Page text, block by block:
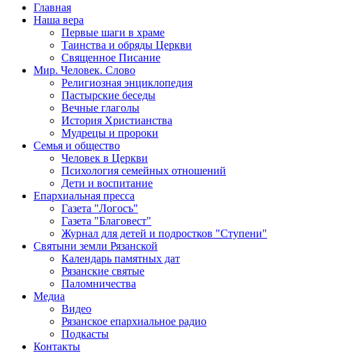
Главная
Наша вера
Первые шаги в храме
Таинства и обряды Церкви
Священное Писание
Мир. Человек. Слово
Религиозная энциклопедия
Пастырские беседы
Вечные глаголы
История Христианства
Мудрецы и пророки
Семья и общество
Человек в Церкви
Психология семейных отношений
Дети и воспитание
Епархиальная пресса
Газета "Логосъ"
Газета "Благовест"
Журнал для детей и подростков "Ступени"
Святыни земли Рязанской
Календарь памятных дат
Рязанские святые
Паломничества
Медиа
Видео
Рязанское епархиальное радио
Подкасты
Контакты